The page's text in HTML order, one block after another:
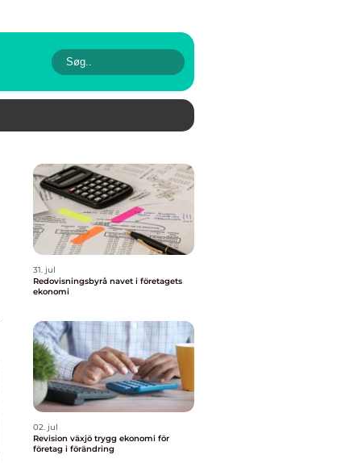
31. jul
Redovisningsbyrå navet i företagets
ekonomi
02. jul
Revision växjö trygg ekonomi för
företag i förändring